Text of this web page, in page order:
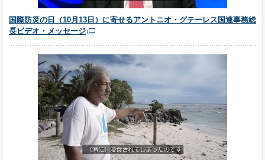
国際防災の日（10月13日）に寄せるアントニオ・グテーレス国連事務総
長ビデオ・メッセージ